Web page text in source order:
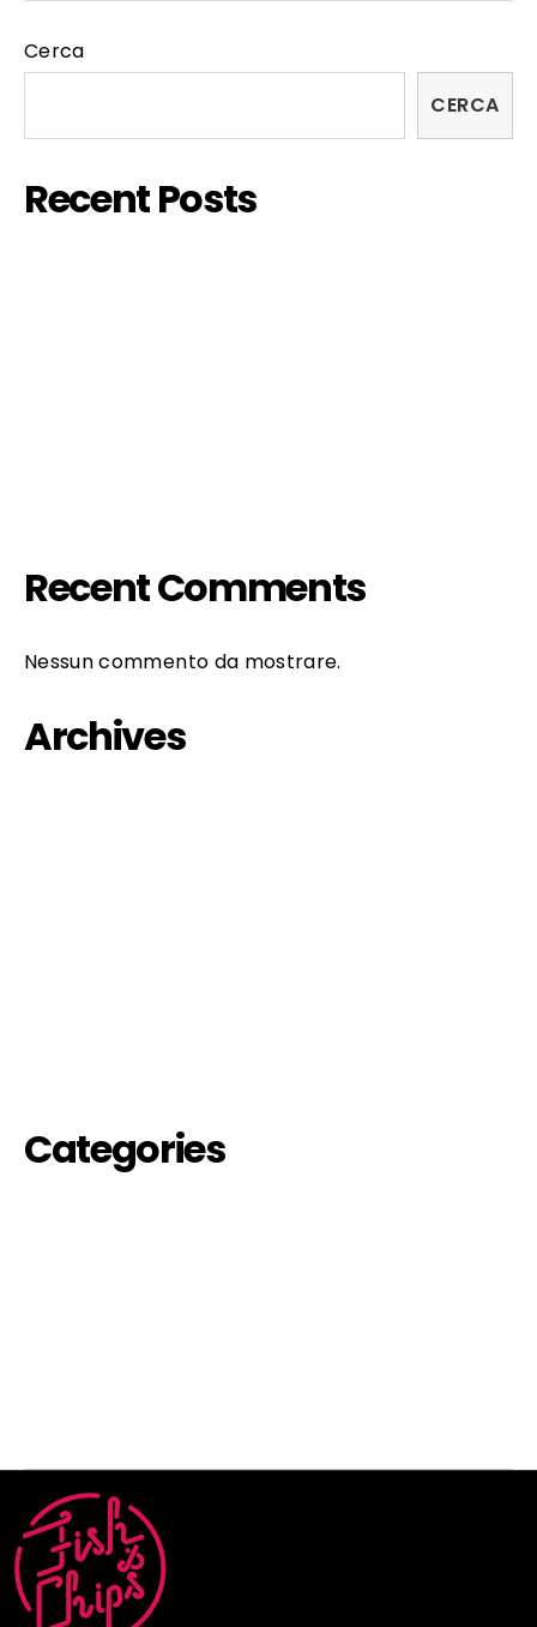
Cerca
CERCA
Recent Posts
Recent Comments
Nessun commento da mostrare.
Archives
Categories